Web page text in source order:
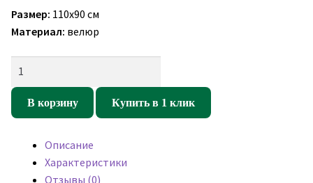
168,75руб..
Размер: 110х90 см
Материал: велюр
Внешний
чехол
кресла
груши
В корзину Купить в 1 клик
Описание
Характеристики
Отзывы (0)